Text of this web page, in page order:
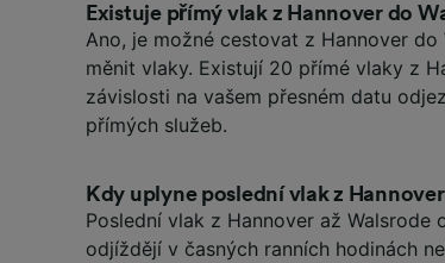
Existuje přímý vlak z Hannover do
Ano, je možné cestovat z Hannover do
měnit vlaky. Existují 20 přímé vlaky z
závislosti na vašem přesném datu
přímých služeb.
Kdy uplyne poslední vlak z
Poslední vlak z Hannover až Walsrode
odjíždějí v časných ranních hodinách